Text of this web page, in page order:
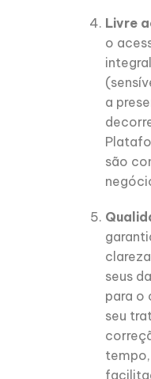
Livre
o
a
são
seus
para o
seu